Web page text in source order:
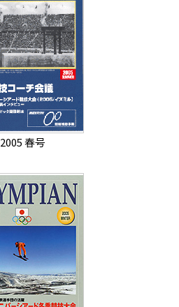
2005 春号